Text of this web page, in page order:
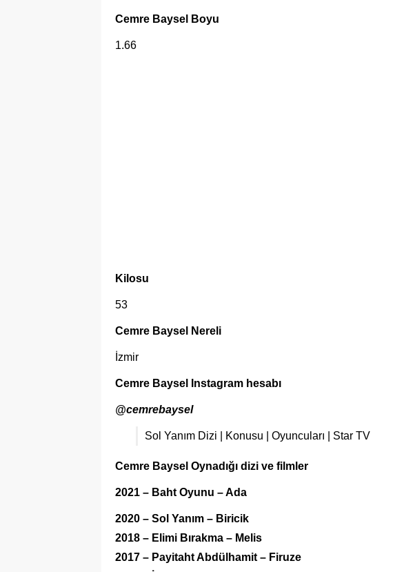
Cemre Baysel Boyu
1.66
Kilosu
53
Cemre Baysel Nereli
İzmir
Cemre Baysel Instagram hesabı
@cemrebaysel
Sol Yanım Dizi | Konusu | Oyuncuları | Star TV
Cemre Baysel Oynadığı dizi ve filmler
2021 – Baht Oyunu – Ada
2020 – Sol Yanım – Biricik
2018 – Elimi Bırakma – Melis
2017 – Payitaht Abdülhamit – Firuze